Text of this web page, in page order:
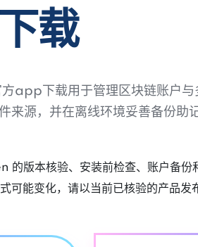
载
app下载用于管理区块链账户与
来源，并在离线环境妥善备份助记
的版本核验、安装前检查、账户备份
可能变化，请以当前已核验的产品发